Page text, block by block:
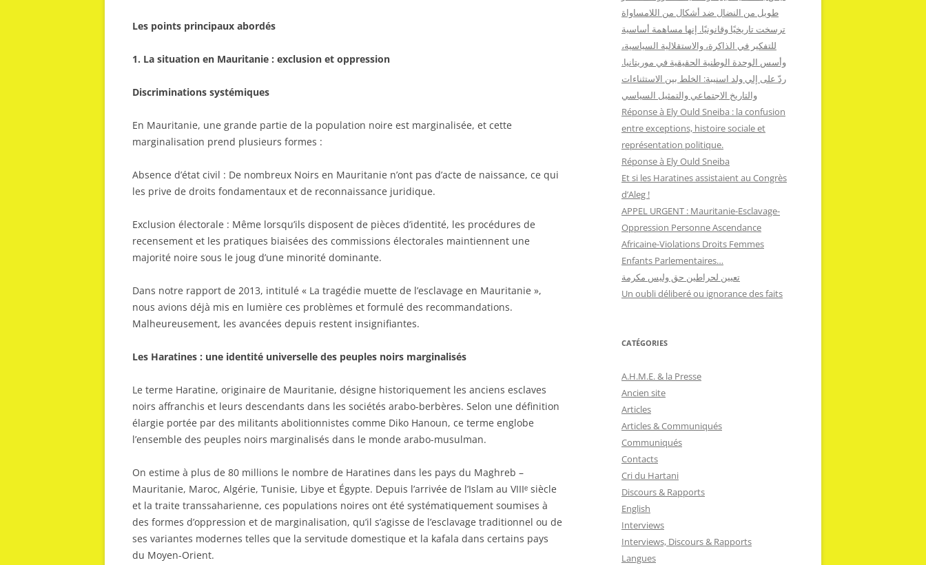
Les points principaux abordés
1. La situation en Mauritanie : exclusion et oppression
Discriminations systémiques
En Mauritanie, une grande partie de la population noire est marginalisée, et cette
marginalisation prend plusieurs formes :
Absence d’état civil : De nombreux Noirs en Mauritanie n’ont pas d’acte de naissance, ce qui
les prive de droits fondamentaux et de reconnaissance juridique.
Exclusion électorale : Même lorsqu’ils disposent de pièces d’identité, les procédures de
recensement et les pratiques biaisées des commissions électorales maintiennent une
majorité noire sous le joug d’une minorité dominante.
Dans notre rapport de 2013, intitulé « La tragédie muette de l’esclavage en Mauritanie »,
nous avions déjà mis en lumière ces problèmes et formulé des recommandations.
Malheureusement, les avancées depuis restent insignifiantes.
Les Haratines : une identité universelle des peuples noirs marginalisés
Le terme Haratine, originaire de Mauritanie, désigne historiquement les anciens esclaves
noirs affranchis et leurs descendants dans les sociétés arabo-berbères. Selon une définition
élargie portée par des militants abolitionnistes comme Diko Hanoun, ce terme englobe
l’ensemble des peuples noirs marginalisés dans le monde arabo-musulman.
On estime à plus de 80 millions le nombre de Haratines dans les pays du Maghreb –
Mauritanie, Maroc, Algérie, Tunisie, Libye et Égypte. Depuis l’arrivée de l’Islam au VIIIᵉ siècle
et la traite transsaharienne, ces populations noires ont été systématiquement soumises à
des formes d’oppression et de marginalisation, qu’il s’agisse de l’esclavage traditionnel ou de
ses variantes modernes telles que la servitude domestique et la kafala dans certains pays
du Moyen-Orient.
طويل من النضال ضد أشكال من اللامساواة
ترسخت تاريخيًا وقانونيًا. إنها مساهمة أساسية
للتفكير في الذاكرة، والاستقلالية السياسية،
وأسس الوحدة الوطنية الحقيقية في موريتانيا.
ردّ على إلي ولد اسنيبة: الخلط بين الاستثناءات
والتاريخ الاجتماعي والتمثيل السياسي
Réponse à Ely Ould Sneiba : la confusion
entre exceptions, histoire sociale et
représentation politique.
Réponse à Ely Ould Sneiba
Et si les Haratines assistaient au Congrès
d’Aleg !
APPEL URGENT : Mauritanie-Esclavage-
Oppression Personne Ascendance
Africaine-Violations Droits Femmes
Enfants Parlementaires…
تعيين لحراطين حق وليس مكرمة
Un oubli déliberé ou ignorance des faits
CATÉGORIES
A.H.M.E. & la Presse
Ancien site
Articles
Articles & Communiqués
Communiqués
Contacts
Cri du Hartani
Discours & Rapports
English
Interviews
Interviews, Discours & Rapports
Langues